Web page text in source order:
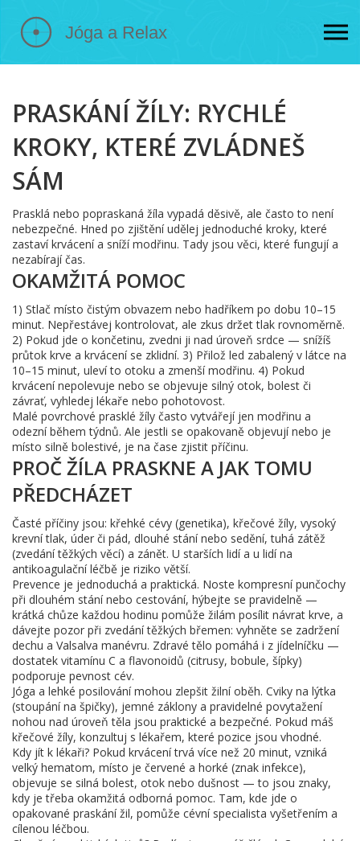
PRASKÁNÍ ŽÍLY: RYCHLÉ
KROKY, KTERÉ ZVLÁDNEŠ
SÁM
Prasklá nebo popraskaná žíla vypadá děsivě, ale často to není
nebezpečné. Hned po zjištění udělej jednoduché kroky, které
zastaví krvácení a sníží modřinu. Tady jsou věci, které fungují a
nezabírají čas.
OKAMŽITÁ POMOC
1) Stlač místo čistým obvazem nebo hadříkem po dobu 10–15
minut. Nepřestávej kontrolovat, ale zkus držet tlak rovnoměrně.
2) Pokud jde o končetinu, zvedni ji nad úroveň srdce — snížíš
průtok krve a krvácení se zklidní. 3) Přilož led zabalený v látce na
10–15 minut, uleví to otoku a zmenší modřinu. 4) Pokud
krvácení nepolevuje nebo se objevuje silný otok, bolest či
závrať, vyhledej lékaře nebo pohotovost.
Malé povrchové prasklé žíly často vytvářejí jen modřinu a
odezní během týdnů. Ale jestli se opakovaně objevují nebo je
místo silně bolestivé, je na čase zjistit příčinu.
PROČ ŽÍLA PRASKNE A JAK TOMU
PŘEDCHÁZET
Časté příčiny jsou: křehké cévy (genetika), křečové žíly, vysoký
krevní tlak, úder či pád, dlouhé stání nebo sedění, tuhá zátěž
(zvedání těžkých věcí) a zánět. U starších lidí a u lidí na
antikoagulační léčbě je riziko větší.
Prevence je jednoduchá a praktická. Noste kompresní punčochy
při dlouhém stání nebo cestování, hýbejte se pravidelně —
krátká chůze každou hodinu pomůže žilám posílit návrat krve, a
dávejte pozor při zvedání těžkých břemen: vyhněte se zadržení
dechu a Valsalva manévru. Zdravé tělo pomáhá i z jídelníčku —
dostatek vitamínu C a flavonoidů (citrusy, bobule, šípky)
podporuje pevnost cév.
Jóga a lehké posilování mohou zlepšit žilní oběh. Cviky na lýtka
(stoupání na špičky), jemné záklony a pravidelné povytažení
nohou nad úroveň těla jsou praktické a bezpečné. Pokud máš
křečové žíly, konzultuj s lékařem, které pozice jsou vhodné.
Kdy jít k lékaři? Pokud krvácení trvá více než 20 minut, vzniká
velký hematom, místo je červené a horké (znak infekce),
objevuje se silná bolest, otok nebo dušnost — to jsou znaky,
kdy je třeba okamžitá odborná pomoc. Tam, kde jde o
opakované praskání žil, pomůže cévní specialista vyšetřením a
cílenou léčbou.